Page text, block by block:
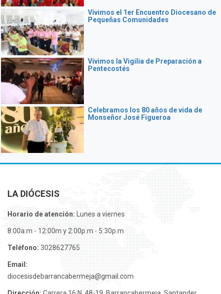
Vivimos el 1er Encuentro Diocesano de
Pequeñas Comunidades
Vivimos la Vigilia de Preparación a
Pentecostés
Celebramos los 80 años de vida de
Monseñor José Figueroa
LA DIÓCESIS
Horario de atención:Lunes a viernes
8:00a.m - 12:00m y 2:00p.m - 5:30p.m
Teléfono: 3028627765
Email:
diocesisdebarrancabermeja@gmail.com